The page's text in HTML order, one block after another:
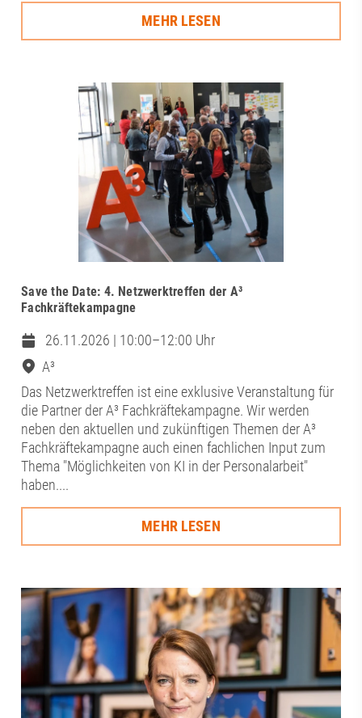
MEHR LESEN
Save the Date: 4. Netzwerktreffen der A³
Fachkräftekampagne
26.11.2026 | 10:00–12:00 Uhr
A³
Das Netzwerktreffen ist eine exklusive Veranstaltung für
die Partner der A³ Fachkräftekampagne. Wir werden
neben den aktuellen und zukünftigen Themen der A³
Fachkräftekampagne auch einen fachlichen Input zum
Thema "Möglichkeiten von KI in der Personalarbeit"
haben....
MEHR LESEN